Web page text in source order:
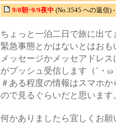
9/8朝~9/9夜中 (No.3545 への返信)
ちょっと一泊二日で旅に出て
緊急事態とかはないとはお
メッセージかメッセアドレ
がプッシュ受信します（`・ω
＃ある程度の情報はスマホ
ので見るぐらいだと思います
何かありましたら宜しくお願